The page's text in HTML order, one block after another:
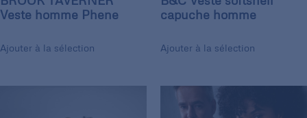
Veste homme Phene
Ajouter à la sélection
capuche homme
Ajouter à la sélection